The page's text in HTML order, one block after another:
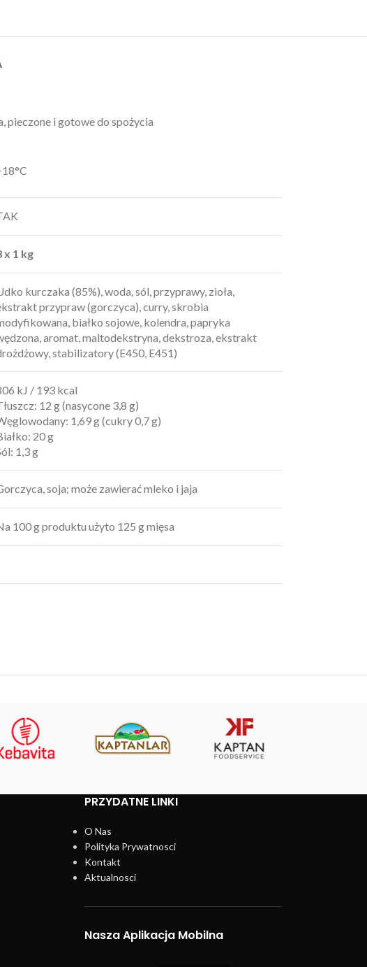
pieczone i gotowe do spożycia
x 1 kg
kurczaka (85%), woda, sól, przyprawy, zioła,
przypraw (gorczyca), curry, skrobia
białko sojowe, kolendra, papryka
aromat, maltodekstryna, dekstroza, ekstrakt
stabilizatory (E450, E451)
kJ / 193 kcal
12 g (nasycone 3,8 g)
1,69 g (cukry 0,7 g)
20 g
1,3 g
soja; może zawierać mleko i jaja
100 g produktu użyto 125 g mięsa
PRZYDATNE LINKI
O Nas
Polityka Prywatnosci
Kontakt
Aktualnosci
Nasza Aplikacja Mobilna